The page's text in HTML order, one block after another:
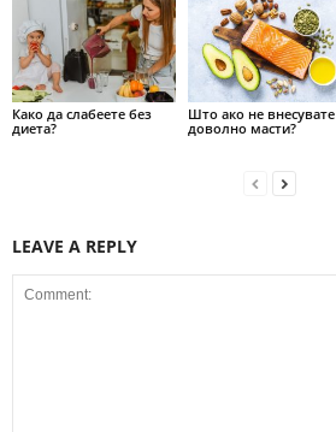
Како да слабеете без
диета?
Што ако не внесувате
доволно масти?
LEAVE A REPLY